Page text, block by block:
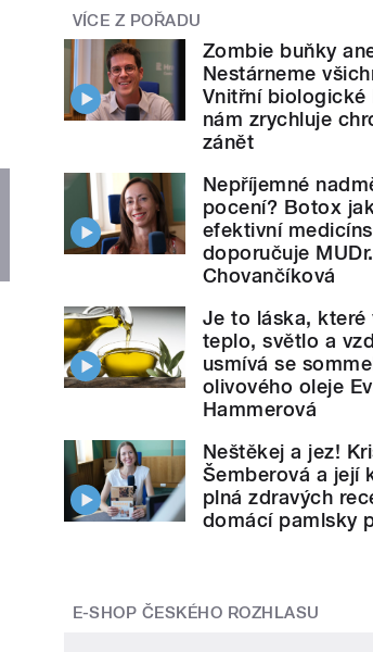
VÍCE Z POŘADU
Zombie buňky
Nestárneme
Vnitřní biologické
nám zrychluje
zánět
Nepříjemné
pocení? Botox
efektivní
doporučuje
Chovančíková
Je to láska, které
teplo, světlo a
usmívá se
olivového oleje
Hammerová
Neštěkej a jez!
Šemberová a její
plná zdravých
domácí pamlsky
E-SHOP ČESKÉHO ROZHLASU